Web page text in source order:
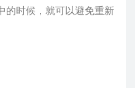
的时候，就可以避免重新